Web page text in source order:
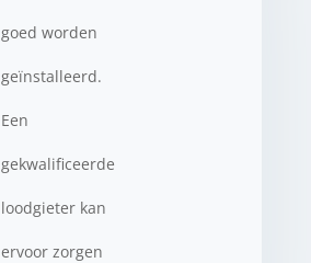
goed worden
geïnstalleerd.
Een
gekwalificeerde
loodgieter kan
ervoor zorgen